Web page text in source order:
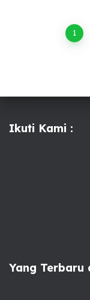
Paginasi
1
Ikuti Kami :
Yang Terbaru